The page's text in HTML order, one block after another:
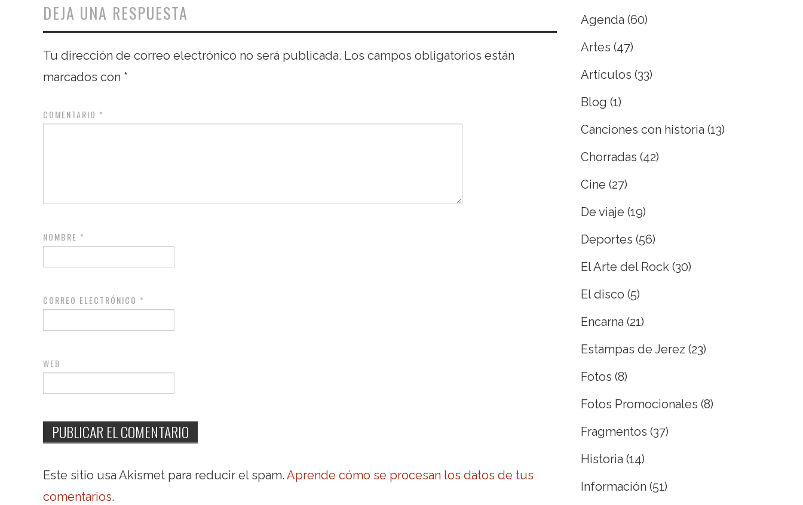
DEJA UNA RESPUESTA
Tu dirección de correo electrónico no será publicada. Los campos obligatorios están
marcados con *
COMENTARIO *
NOMBRE *
CORREO ELECTRÓNICO *
WEB
Este sitio usa Akismet para reducir el spam. Aprende cómo se procesan los datos de tus
comentarios.
Agenda (60)
Artes (47)
Artículos (33)
Blog (1)
Canciones con historia (13)
Chorradas (42)
Cine (27)
De viaje (19)
Deportes (56)
El Arte del Rock (30)
El disco (5)
Encarna (21)
Estampas de Jerez (23)
Fotos (8)
Fotos Promocionales (8)
Fragmentos (37)
Historia (14)
Información (51)